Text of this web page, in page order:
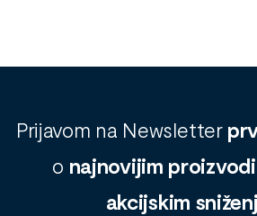
Prijavom na Newsletter
o najnovijim
akcijskim